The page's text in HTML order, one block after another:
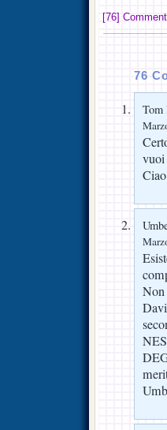
[76]
76
Tom
vuoi
Ciao
Non